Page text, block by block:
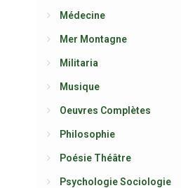
Médecine
Mer Montagne
Militaria
Musique
Oeuvres Complètes
Philosophie
Poésie Théâtre
Psychologie Sociologie